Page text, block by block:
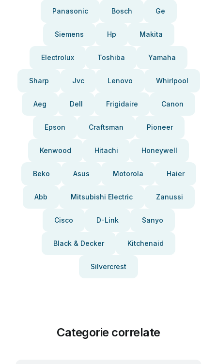
Panasonic Bosch Ge
Siemens Hp Makita
Electrolux Toshiba Yamaha
Sharp Jvc Lenovo Whirlpool
Aeg Dell Frigidaire Canon
Epson Craftsman Pioneer
Kenwood Hitachi Honeywell
Beko Asus Motorola Haier
Abb Mitsubishi Electric Zanussi
Cisco D-Link Sanyo
Black & Decker Kitchenaid
Silvercrest
Categorie correlate